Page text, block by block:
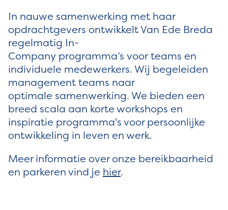
In nauwe samenwerking met haar
opdrachtgevers ontwikkelt Van Ede Breda
regelmatig In-
Company programma’s voor teams en
individuele medewerkers. Wij begeleiden
management teams naar
optimale samenwerking. We bieden een
breed scala aan korte workshops en
inspiratie programma's voor persoonlijke
ontwikkeling in leven en werk.
Meer informatie over onze bereikbaarheid
en parkeren vind je hier.